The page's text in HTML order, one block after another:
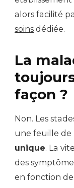
alors facilité
soins dédiée.
La
façon ?
Non. Les
une feuille de
unique. La
des
en fonction